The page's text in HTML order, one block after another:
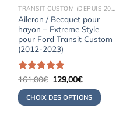
TRANSIT CUSTOM (DEPUIS 2012)
Aileron / Becquet pour
hayon – Extreme Style
pour Ford Transit Custom
(2012-2023)
Note5.00
sur 5
161,00€ Le
initial
était :
161,00€.
129,00€Le
actuel
est :
129,00€.
CHOIX DES OPTIONS